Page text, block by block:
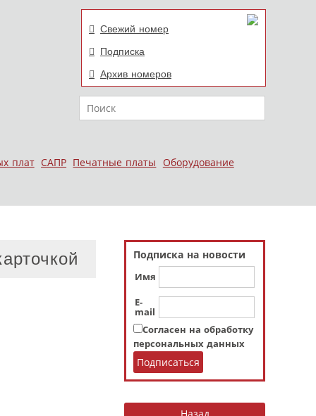
Свежий номер
Подписка
Архив номеров
Поиск
плат САПР Печатные платы
Оборудование
Подписка на новости
Имя
E-
mail
Согласен на обработку
персональных данных